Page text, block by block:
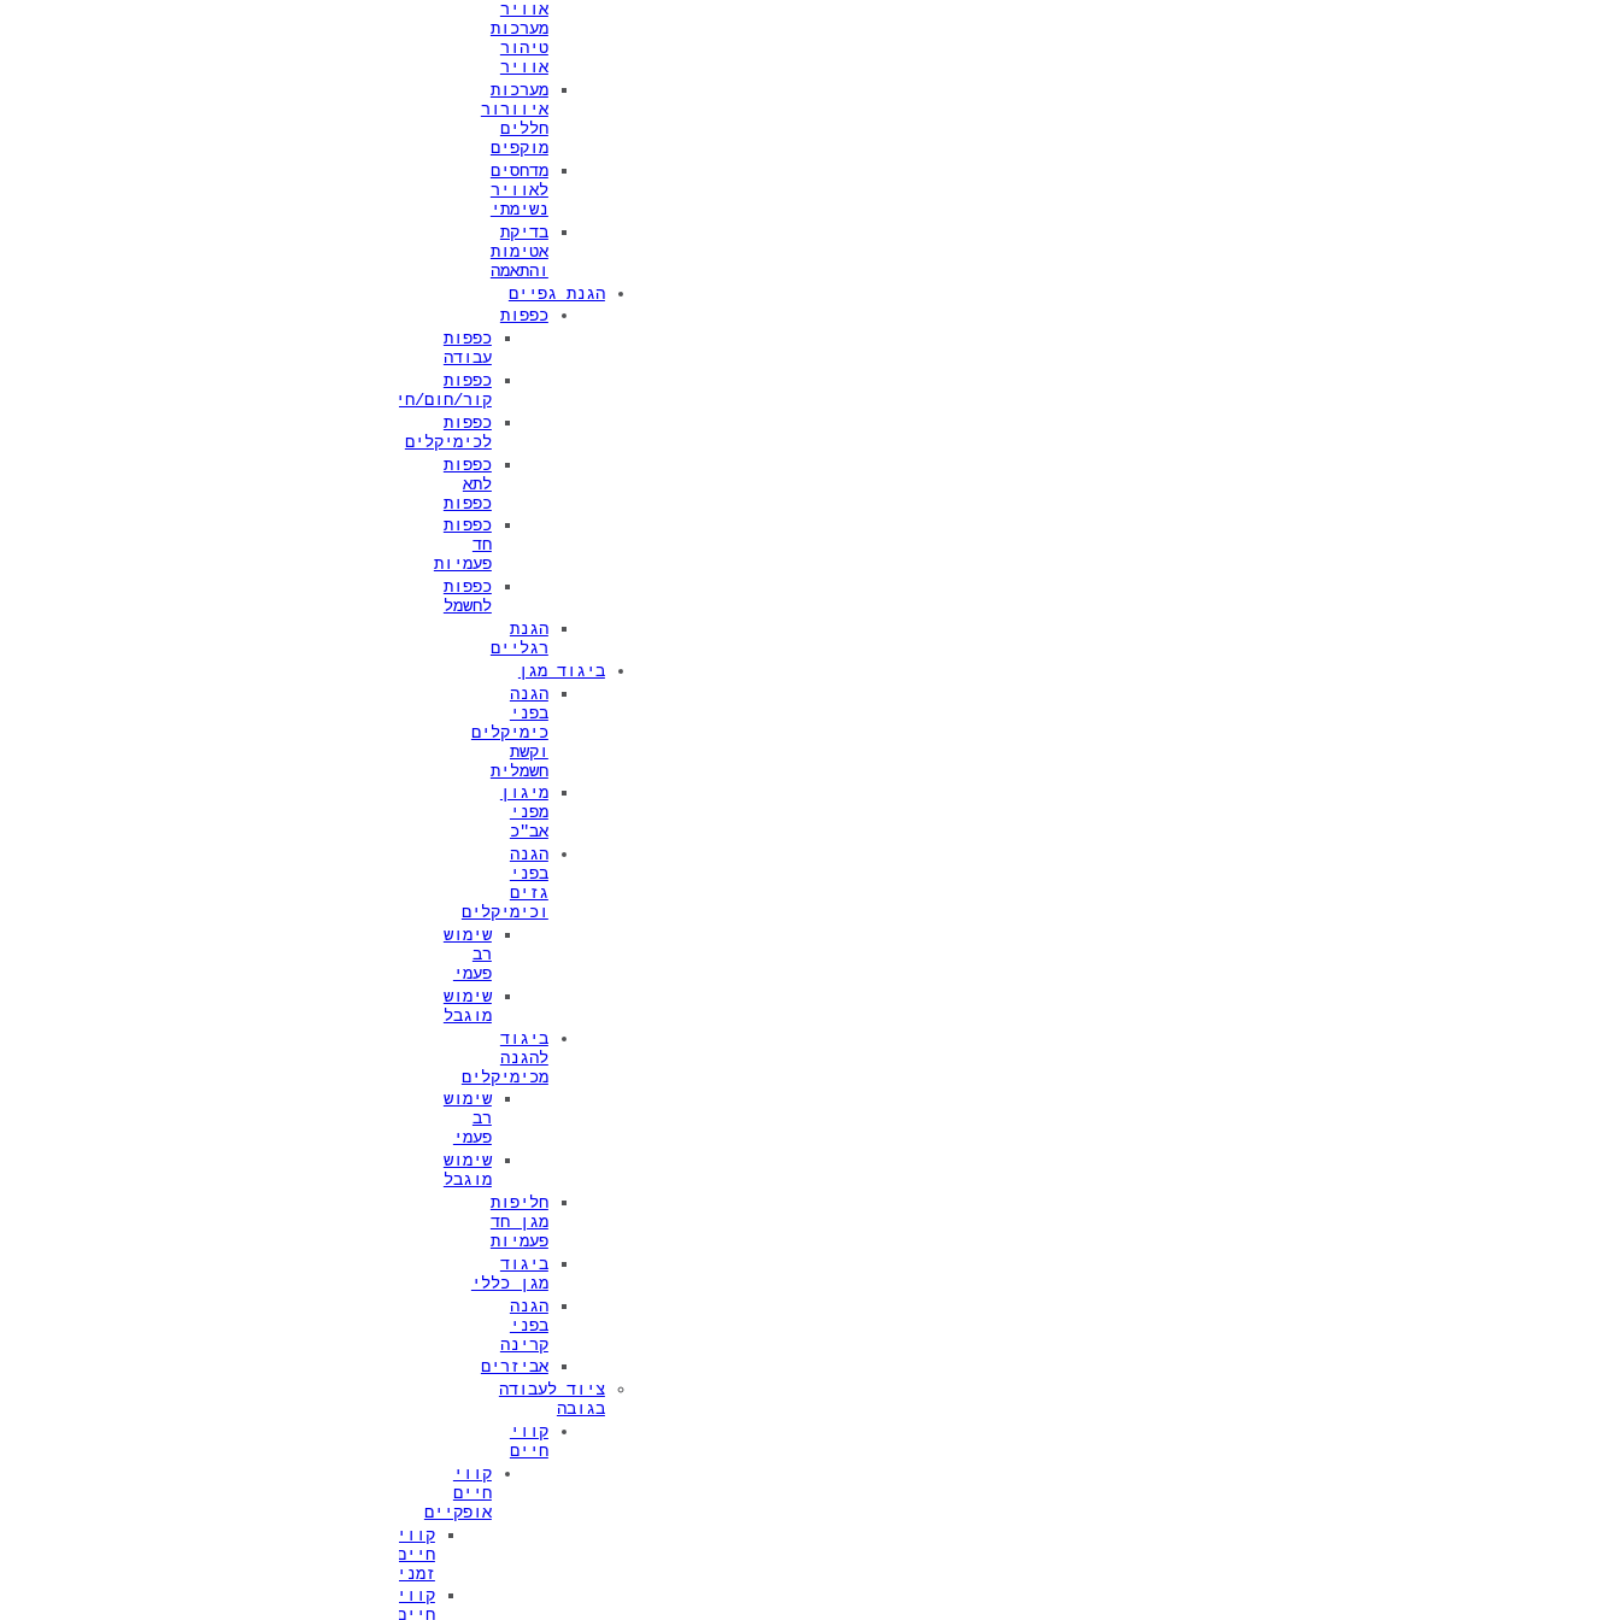
אוויר
מערכות
טיהור
אוויר
מערכות
איוורור
חללים
מוקפים
מדחסים
לאוויר
נשימתי
בדיקת
אטימות
והתאמה
הגנת גפיים
כפפות
כפפות
עבודה
כפפות
קור/חום/חיתוך
כפפות
לכימיקלים
כפפות
לתא
כפפות
כפפות
חד
פעמיות
כפפות
לחשמל
הגנת
רגליים
ביגוד מגן
הגנה
בפני
כימיקלים
וקשת
חשמלית
מיגון
מפני
אב"כ
הגנה
בפני
גזים
וכימיקלים
שימוש
רב
פעמי
שימוש
מוגבל
ביגוד
להגנה
מכימיקלים
שימוש
רב
פעמי
שימוש
מוגבל
חליפות
מגן חד
פעמיות
ביגוד
מגן כללי
הגנה
בפני
קרינה
אביזרים
ציוד לעבודה
בגובה
קווי
חיים
קווי
חיים
אופקיים
קווי
חיים
זמניים
קווי
חיים